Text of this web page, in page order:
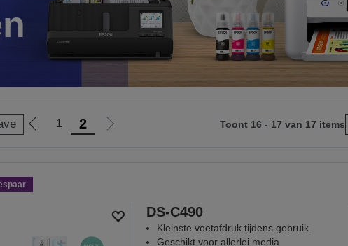
Ga
1 2
Ga
Toont 16 - 17 van 17 items
DS-C490
Kleinste voetafdruk tijdens gebruik
Geschikt voor allerlei media